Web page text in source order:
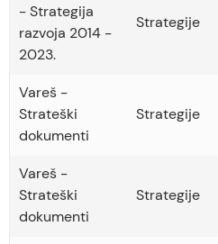
- Strategija
razvoja 2014 -
2023.
Strategije
Vareš -
Strateški
dokumenti
Strategije
Vareš -
Strateški
dokumenti
Strategije